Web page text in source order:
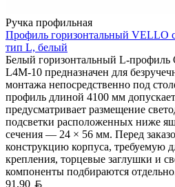
Ручка профильная
Профиль горизонтальный VELLO
тип L, белый
Белый горизонтальный L-
L4M-10 предназначен для
монтажа непосредственно под
профиль длиной 4100 мм
предусматривает размещение
подсветки расположенных ниже
сечения — 24 × 56 мм. Перед
конструкцию корпуса, требуемую
крепления, торцевые заглушки и
компоненты подбираются
91,90